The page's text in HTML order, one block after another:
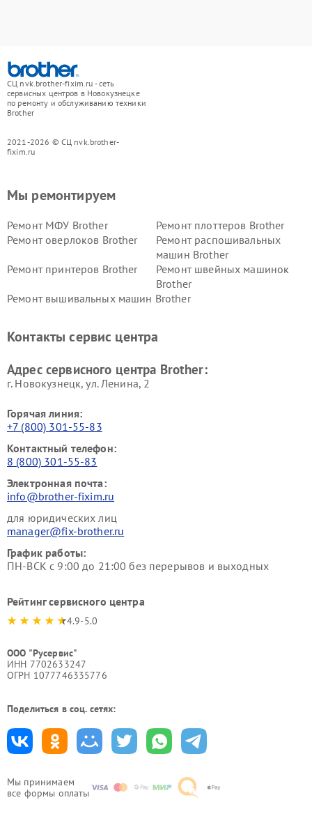
СЦ nvk.brother-fixim.ru - сеть
сервисных центров в Новокузнецке
по ремонту и обслуживанию техники
Brother
2021-2026 © СЦ nvk.brother-
fixim.ru
Мы принимаем
все формы оплаты
Мы ремонтируем
Ремонт МФУ Brother
Ремонт плоттеров Brother
Ремонт оверлоков Brother
Ремонт распошивальных
машин Brother
Ремонт принтеров Brother
Ремонт швейных машинок
Brother
Ремонт вышивальных машин Brother
Контакты сервис центра
Адрес сервисного центра Brother:
г. Новокузнецк, ул. Ленина, 2
Горячая линия:
+7 (800) 301-55-83
Контактный телефон:
8 (800) 301-55-83
Электронная почта:
info@brother-fixim.ru
для юридических лиц
manager@fix-brother.ru
График работы:
ПН-ВСК с 9:00 до 21:00 без перерывов и выходных
Рейтинг сервисного центра
4.9-5.0
ООО "Русервис"
ИНН 7702633247
ОГРН 1077746335776
Поделиться в соц. сетях: